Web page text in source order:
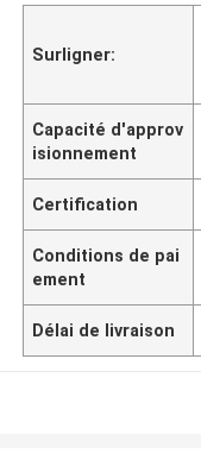
Surligner:
Capacité d'approv
isionnement
Certification
Conditions de pai
ement
Délai de livraison